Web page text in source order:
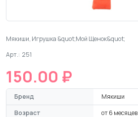
Мякиши, Игрушка &quot;Мой Щенок&quot;
Арт.: 251
150.00 ₽
Бренд
Мякиши
Возраст
от 6 месяцев